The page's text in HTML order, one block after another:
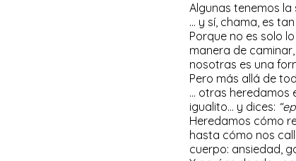
Algunas tenemos
… y sí, chama, es
Porque no es solo
manera de
nosotras es una
Pero más allá de
… otras heredamos
igualito… y dices:
Heredamos cómo
hasta cómo nos
cuerpo: ansiedad,